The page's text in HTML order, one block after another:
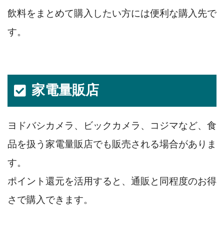
飲料をまとめて購入したい方には便利な購入先で
す。
家電量販店
ヨドバシカメラ、ビックカメラ、コジマなど、食
品を扱う家電量販店でも販売される場合がありま
す。
ポイント還元を活用すると、通販と同程度のお得
さで購入できます。